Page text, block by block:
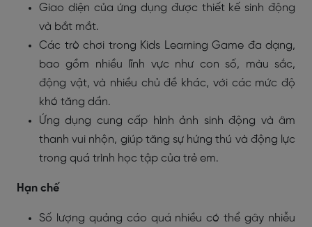
Giao diện của ứng dụng được thiết kế sinh động
và bắt mắt.
Các trò chơi trong Kids Learning Game đa dạng,
bao gồm nhiều lĩnh vực như con số, màu sắc,
động vật, và nhiều chủ đề khác, với các mức độ
khó tăng dần.
Ứng dụng cung cấp hình ảnh sinh động và âm
thanh vui nhộn, giúp tăng sự hứng thú và động lực
trong quá trình học tập của trẻ em.
Hạn chế
Số lượng quảng cáo quá nhiều có thể gây nhiễu